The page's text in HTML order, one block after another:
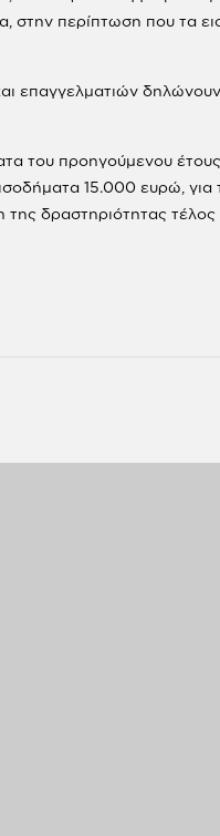
στην περίπτωση που τα
επαγγελματιών
του προηγούμενου
15.000 ευρώ,
δραστηριότητας